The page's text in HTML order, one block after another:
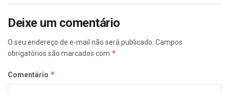
Deixe um comentário
O seu endereço de e-mail não será publicado. Campos
obrigatórios são marcados com *
Comentário *